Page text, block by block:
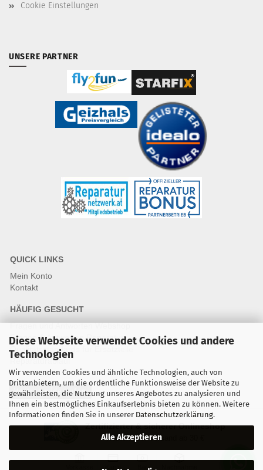
Diese Webseite verwendet Cookies und andere
Technologien
Wir verwenden Cookies und ähnliche Technologien, auch von
Drittanbietern, um die ordentliche Funktionsweise der Website zu
gewährleisten, die Nutzung unseres Angebotes zu analysieren und
Ihnen ein bestmögliches Einkaufserlebnis bieten zu können. Weitere
Informationen finden Sie in unserer Datenschutzerklärung.
Alle Akzeptieren
Cookie Einstellungen
UNSERE PARTNER
QUICK LINKS
Mein Konto
Kontakt
HÄUFIG GESUCHT
Fragen und Antworten Webshop
Fragen & Antworten Reparatur
Qualitätsstandards für Ersatzteile
Reparaturablauf
Vertrag widerrufen
Zertifizierter & sicherer Onlineshop
Kostenloser Versand ab 30 €